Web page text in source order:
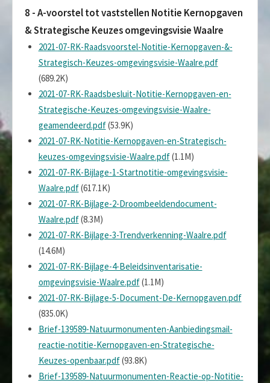
8 - A-voorstel tot vaststellen Notitie Kernopgaven
& Strategische Keuzes omgevingsvisie Waalre
2021-07-RK-Raadsvoorstel-Notitie-Kernopgaven-&-
Strategisch-Keuzes-omgevingsvisie-Waalre.pdf
(689.2K)
2021-07-RK-Raadsbesluit-Notitie-Kernopgaven-en-
Strategische-Keuzes-omgevingsvisie-Waalre-
geamendeerd.pdf(53.9K)
2021-07-RK-Notitie-Kernopgaven-en-Strategisch-
keuzes-omgevingsvisie-Waalre.pdf(1.1M)
2021-07-RK-Bijlage-1-Startnotitie-omgevingsvisie-
Waalre.pdf(617.1K)
2021-07-RK-Bijlage-2-Droombeeldendocument-
Waalre.pdf(8.3M)
2021-07-RK-Bijlage-3-Trendverkenning-Waalre.pdf
(14.6M)
2021-07-RK-Bijlage-4-Beleidsinventarisatie-
omgevingsvisie-Waalre.pdf(1.1M)
2021-07-RK-Bijlage-5-Document-De-Kernopgaven.pdf
(835.0K)
Brief-139589-Natuurmonumenten-Aanbiedingsmail-
reactie-notitie-Kernopgaven-en-Strategische-
Keuzes-openbaar.pdf(93.8K)
Brief-139589-Natuurmonumenten-Reactie-op-Notitie-